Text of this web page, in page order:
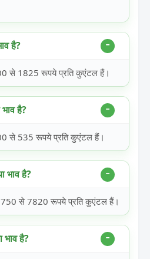
है?
से 1825 रूपये प्रति कुएंटल हैं।
है?
से 535 रूपये प्रति कुएंटल हैं।
भाव है?
से 7820 रूपये प्रति कुएंटल हैं।
है?